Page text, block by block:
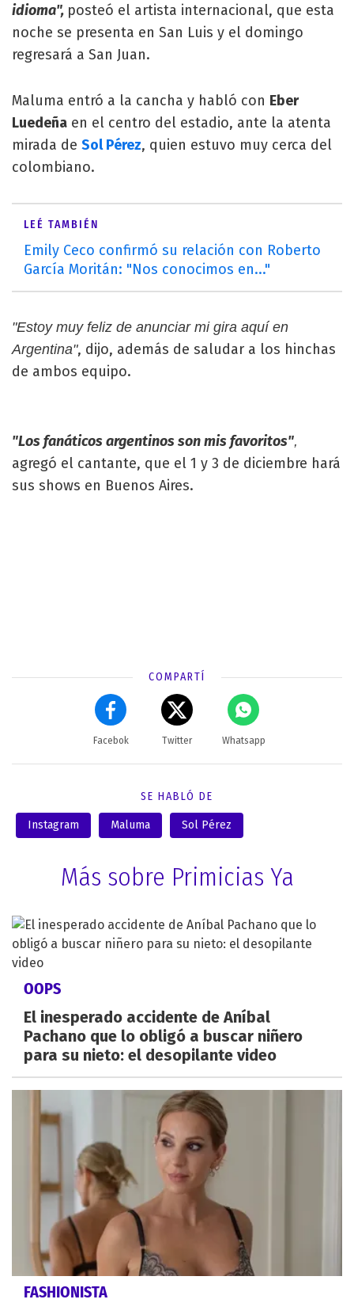
idioma", posteó el artista internacional, que esta
noche se presenta en San Luis y el domingo
regresará a San Juan.
Maluma entró a la cancha y habló con Eber
Luedeña en el centro del estadio, ante la atenta
mirada de Sol Pérez, quien estuvo muy cerca del
colombiano.
LEÉ TAMBIÉN
Emily Ceco confirmó su relación con Roberto
García Moritán: "Nos conocimos en..."
"Estoy muy feliz de anunciar mi gira aquí en
Argentina", dijo, además de saludar a los hinchas
de ambos equipo.
"Los fanáticos argentinos son mis favoritos",
agregó el cantante, que el 1 y 3 de diciembre hará
sus shows en Buenos Aires.
COMPARTÍ
Facebok Twitter Whatsapp
SE HABLÓ DE
Instagram Maluma Sol Pérez
Más sobre Primicias Ya
OOPS
El inesperado accidente de Aníbal
Pachano que lo obligó a buscar niñero
para su nieto: el desopilante video
FASHIONISTA